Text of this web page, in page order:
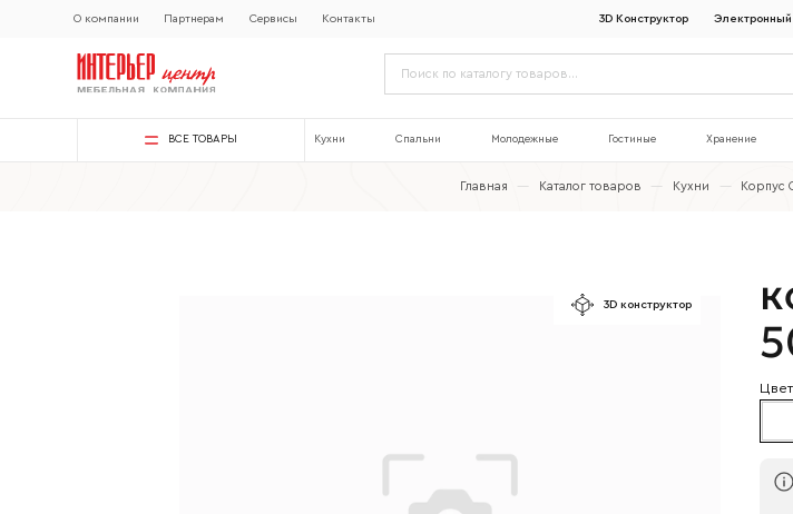
О компании Партнерам Сервисы Контакты 3D Конструктор Электронный
ВСЕ ТОВАРЫ Кухни Спальни Молодежные Гостиные Хранение
Главная — Каталог товаров — Кухни — Корпус
3D конструктор